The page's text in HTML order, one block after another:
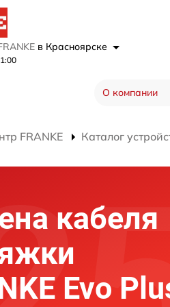
в Красноярске
О компании
FRANKE Каталог
кабеля
Evo